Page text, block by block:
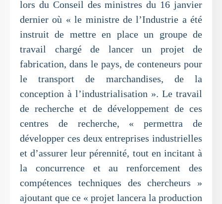
lors du Conseil des ministres du 16 janvier
dernier où « le ministre de l’Industrie a été
instruit de mettre en place un groupe de
travail chargé de lancer un projet de
fabrication, dans le pays, de conteneurs pour
le transport de marchandises, de la
conception à l’industrialisation ». Le travail
de recherche et de développement de ces
centres de recherche, « permettra de
développer ces deux entreprises industrielles
et d’assurer leur pérennité, tout en incitant à
la concurrence et au renforcement des
compétences techniques des chercheurs »
ajoutant que ce « projet lancera la production